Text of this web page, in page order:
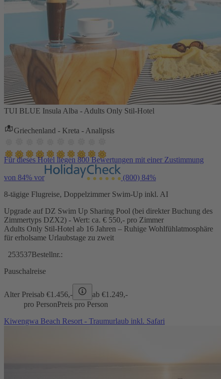
TUI BLUE Insula Alba - Adults Only Stil-Hotel
Griechenland - Kreta - Analipsis
Für dieses Hotel liegen 800 Bewertungen mit einer Zustimmung
von 84% vor (800) 84%
8-tägige Flugreise, Doppelzimmer Swim-Up inkl. AI
Upgrade auf DZ Swim Up Sharing Pool (bei direkter Buchung des
Zimmertyps DZX2) - Wert: ca. € 550,- pro Zimmer
Adults Only Stil-Hotel ab 16 Jahren – Ruhige Wohlfühlatmosphäre
für erholsame Urlaubstage zu zweit
253537Bestellnr.:
Pauschalreise
Alter Preisab €1.456,- ab €1.249,-
pro PersonPreis pro Person
Kiwengwa Beach Resort - Traumurlaub inkl. Safari